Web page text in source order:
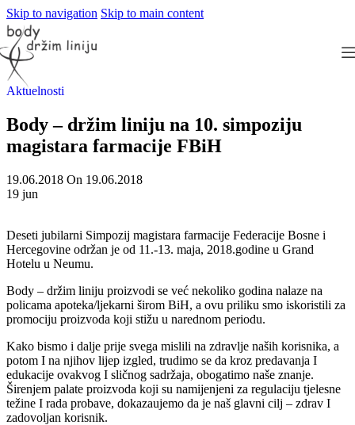
Skip to navigation Skip to main content
Aktuelnosti
Body – držim liniju na 10. simpoziju
magistara farmacije FBiH
19.06.2018 On 19.06.2018
19 jun
Deseti jubilarni Simpozij magistara farmacije Federacije Bosne i
Hercegovine održan je od 11.-13. maja, 2018.godine u Grand
Hotelu u Neumu.
Body – držim liniju proizvodi se već nekoliko godina nalaze na
policama apoteka/ljekarni širom BiH, a ovu priliku smo iskoristili za
promociju proizvoda koji stižu u narednom periodu.
Kako bismo i dalje prije svega mislili na zdravlje naših korisnika, a
potom I na njihov lijep izgled, trudimo se da kroz predavanja I
edukacije ovakvog I sličnog sadržaja, obogatimo naše znanje.
Širenjem palate proizvoda koji su namijenjeni za regulaciju tjelesne
težine I rada probave, dokazaujemo da je naš glavni cilj – zdrav I
zadovoljan korisnik.